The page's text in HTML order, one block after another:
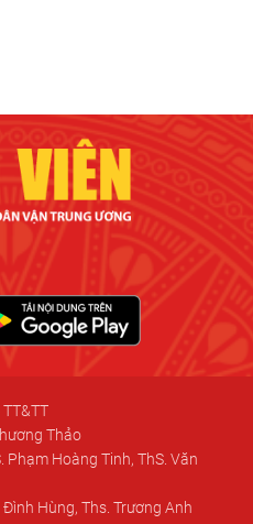
Thảo
Phạm Hoàng Tinh, ThS. Văn
Hùng, Ths. Trương Anh